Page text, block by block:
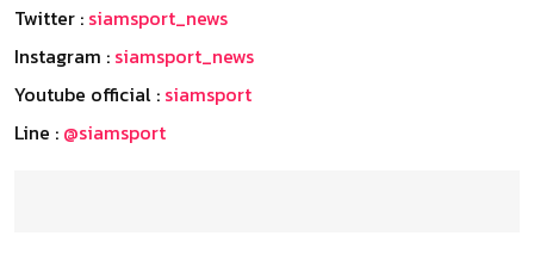
Twitter : siamsport_news
Instagram : siamsport_news
Youtube official : siamsport
Line : @siamsport